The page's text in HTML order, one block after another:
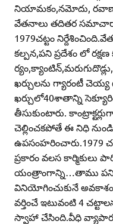
నియామకం,నమోదు, రవాణా,
వేతనాలు తదితర
1979చట్టం
కల్పన,పని ప్రదేశం లో
ఖర్చులను గ్యారంటీ
ఖర్చులో40శాతాన్ని
తీసుకుంటారు.
చెల్లించకపోతే ఈ నిధి
ఉపసంహరించారు.1979
ప్రకారం వలస
యంత్రాంగాన్ని…తాము
వినియోగించుకునే అవకాశం
వర్తించే ఇటువంటి 4
స్వాహా చేసింది.వీధి